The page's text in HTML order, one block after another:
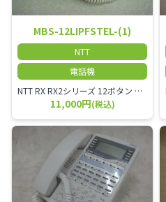
MBS-12LIPFSTEL-(1)
NTT
電話機
NTT RX RX2シリーズ 12ボタン スター回線 ISDN 停電用電話機
11,000円(税込)